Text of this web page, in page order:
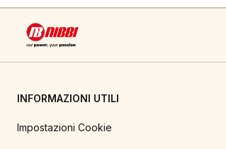
INFORMAZIONI UTILI
Impostazioni Cookie